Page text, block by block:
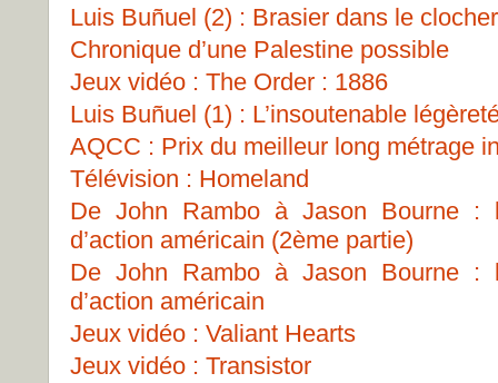
Luis Buñuel (2) : Brasier dans le clocher
Chronique d’une Palestine possible
Jeux vidéo : The Order : 1886
Luis Buñuel (1) : L’insoutenable
AQCC : Prix du meilleur long métrage
Télévision : Homeland
De John Rambo à Jason Bourne :
d’action américain (2ème partie)
De John Rambo à Jason Bourne :
d’action américain
Jeux vidéo : Valiant Hearts
Jeux vidéo : Transistor